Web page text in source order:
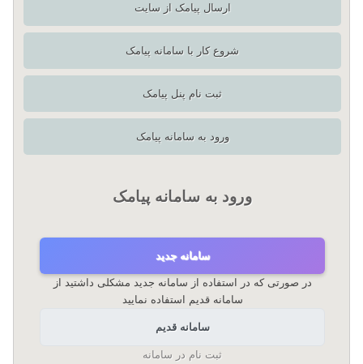
ارسال پیامک از سایت
شروع کار با سامانه پیامک
ثبت نام پنل پیامک
ورود به سامانه پیامک
ورود به سامانه پیامک
سامانه جدید
در صورتی که در استفاده از سامانه جدید مشکلی داشتید از
سامانه قدیم استفاده نمایید
سامانه قدیم
ثبت نام در سامانه